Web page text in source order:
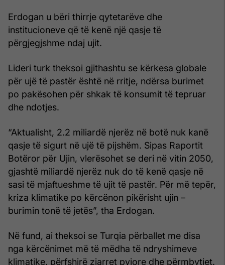
Erdogan u bëri thirrje qytetarëve dhe
institucioneve që të kenë një qasje të
përgjegjshme ndaj ujit.
Lideri turk theksoi gjithashtu se kërkesa globale
për ujë të pastër është në rritje, ndërsa burimet
po pakësohen për shkak të konsumit të tepruar
dhe ndotjes.
“Aktualisht, 2.2 miliardë njerëz në botë nuk kanë
qasje të sigurt në ujë të pijshëm. Sipas Raportit
Botëror për Ujin, vlerësohet se deri në vitin 2050,
gjashtë miliardë njerëz nuk do të kenë qasje në
sasi të mjaftueshme të ujit të pastër. Për më tepër,
kriza klimatike po kërcënon pikërisht ujin –
burimin tonë të jetës”, tha Erdogan.
Në fund, ai theksoi se Turqia përballet me disa
nga kërcënimet më të mëdha të ndryshimeve
klimatike, përfshirë zjarret pyjore dhe përmbytjet.